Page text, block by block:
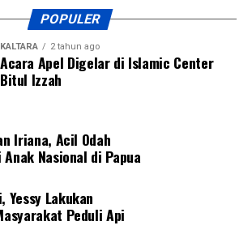
POPULER
KALTARA 2 tahun ago
Acara Apel Digelar di Islamic Center
Bitul Izzah
Iriana, Acil Odah
Nasional di Papua
Yessy Lakukan
Peduli Api